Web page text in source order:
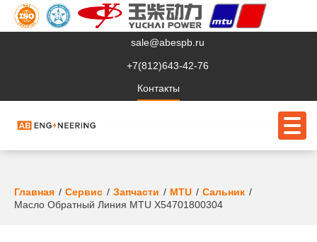
sale@abespb.ru
+7(812)643-42-76
Контакты
О компании
Главная Сервис Запчасти MTU
Сальник
Масло Обратный Линия MTU X54701800304